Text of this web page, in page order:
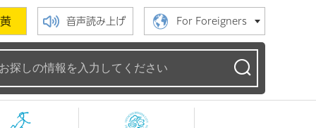
黄 音声読み上げ For Foreigners